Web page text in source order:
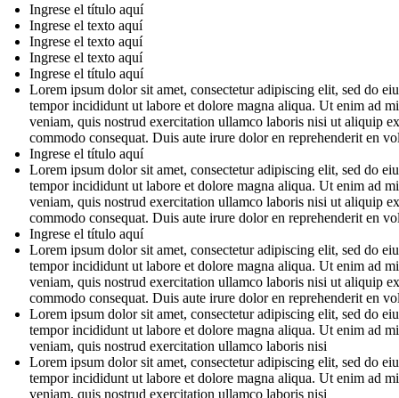
Ingrese el título aquí
Ingrese el texto aquí
Ingrese el texto aquí
Ingrese el texto aquí
Ingrese el título aquí
Lorem ipsum dolor sit amet, consectetur adipiscing elit, sed do
tempor incididunt ut labore et dolore magna aliqua. Ut enim ad
veniam, quis nostrud exercitation ullamco laboris nisi ut aliquip
commodo consequat. Duis aute irure dolor en reprehenderit en
Ingrese el título aquí
Lorem ipsum dolor sit amet, consectetur adipiscing elit, sed do
tempor incididunt ut labore et dolore magna aliqua. Ut enim ad
veniam, quis nostrud exercitation ullamco laboris nisi ut aliquip
commodo consequat. Duis aute irure dolor en reprehenderit en
Ingrese el título aquí
Lorem ipsum dolor sit amet, consectetur adipiscing elit, sed do
tempor incididunt ut labore et dolore magna aliqua. Ut enim ad
veniam, quis nostrud exercitation ullamco laboris nisi ut aliquip
commodo consequat. Duis aute irure dolor en reprehenderit en
Lorem ipsum dolor sit amet, consectetur adipiscing elit, sed do
tempor incididunt ut labore et dolore magna aliqua. Ut enim ad
veniam, quis nostrud exercitation ullamco laboris nisi
Lorem ipsum dolor sit amet, consectetur adipiscing elit, sed do
tempor incididunt ut labore et dolore magna aliqua. Ut enim ad
veniam, quis nostrud exercitation ullamco laboris nisi